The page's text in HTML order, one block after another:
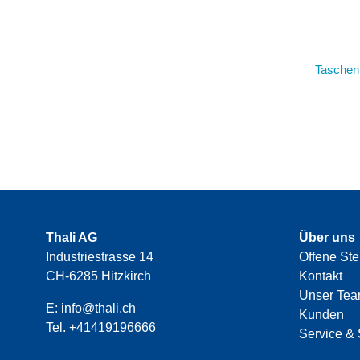
Thali AG
Industriestrasse 14
CH-6285 Hitzkirch
E: info@thali.ch
Tel. +41419196666
Über uns
Offene
Kontakt
Unser
Kunden
Service &